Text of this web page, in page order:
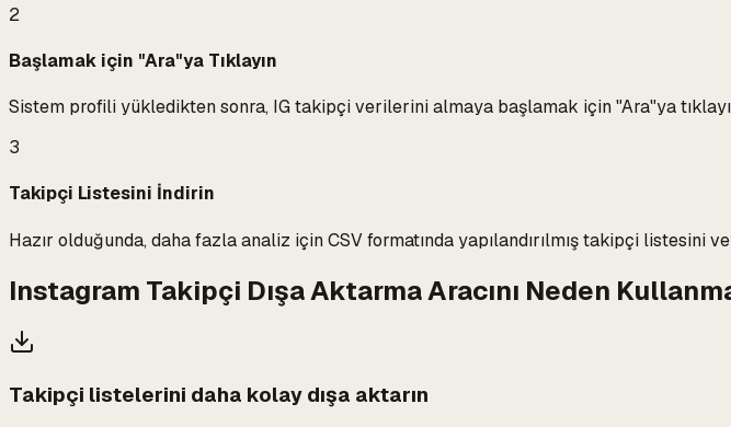
2
Başlamak için "Ara"ya Tıklayın
Sistem profili yükledikten sonra, IG takipçi verilerini almaya başlamak için "Ara"ya
3
Takipçi Listesini İndirin
Hazır olduğunda, daha fazla analiz için CSV formatında yapılandırılmış takipçi listesini
Instagram Takipçi Dışa Aktarma Aracını Neden
Takipçi listelerini daha kolay dışa aktarın